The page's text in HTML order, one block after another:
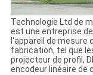
Technologie Ltd de
est une entreprise
l'appareil de mesure
fabrication, tel que
projecteur de profil,
encodeur linéaire de